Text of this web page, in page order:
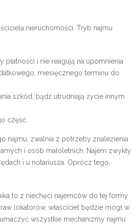
nieruchomości. Tryb najmu
płatności i nie reagują na upomnienia
miesięcznego terminu do
szkód, bądź utrudniają życie innym
część.
najmu, zwalnia z potrzeby znalezienia
i osób małoletnich. Najem zwykły
i u notariusza. Oprócz tego,
to z niechęci najemców do tej formy
lokatorów, właściciel będzie mógł w
wszystkie mechanizmy najmu